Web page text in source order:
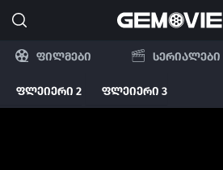
ფილმები სერიალები
ფლეიერი 2 ფლეიერი 3